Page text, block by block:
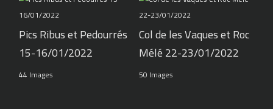
Pics Ribus et Pedourrés
15-16/01/2022
44 Images
Col de les Vaques et Roc
Mélé 22-23/01/2022
50 Images